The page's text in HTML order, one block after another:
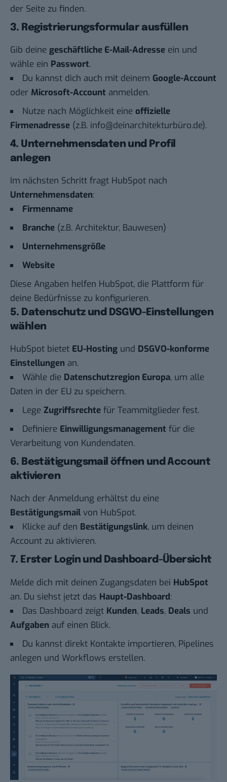
der Seite zu finden.
3. Registrierungsformular ausfüllen
Gib deine geschäftliche E-Mail-Adresse ein und
wähle ein Passwort.
Du kannst dich auch mit deinem Google-Account
oder Microsoft-Account anmelden.
Nutze nach Möglichkeit eine offizielle
Firmenadresse (z.B. info@deinarchitekturbüro.de).
4. Unternehmensdaten und Profil
anlegen
Im nächsten Schritt fragt HubSpot nach
Unternehmensdaten:
Firmenname
Branche (z.B. Architektur, Bauwesen)
Unternehmensgröße
Website
Diese Angaben helfen HubSpot, die Plattform für
deine Bedürfnisse zu konfigurieren.
5. Datenschutz und DSGVO-Einstellungen
wählen
HubSpot bietet EU-Hosting und DSGVO-konforme
Einstellungen an.
Wähle die Datenschutzregion Europa, um alle
Daten in der EU zu speichern.
Lege Zugriffsrechte für Teammitglieder fest.
Definiere Einwilligungsmanagement für die
Verarbeitung von Kundendaten.
6. Bestätigungsmail öffnen und Account
aktivieren
Nach der Anmeldung erhältst du eine
Bestätigungsmail von HubSpot.
Klicke auf den Bestätigungslink, um deinen
Account zu aktivieren.
7. Erster Login und Dashboard-Übersicht
Melde dich mit deinen Zugangsdaten bei HubSpot
an. Du siehst jetzt das Haupt-Dashboard:
Das Dashboard zeigt Kunden, Leads, Deals und
Aufgaben auf einen Blick.
Du kannst direkt Kontakte importieren, Pipelines
anlegen und Workflows erstellen.